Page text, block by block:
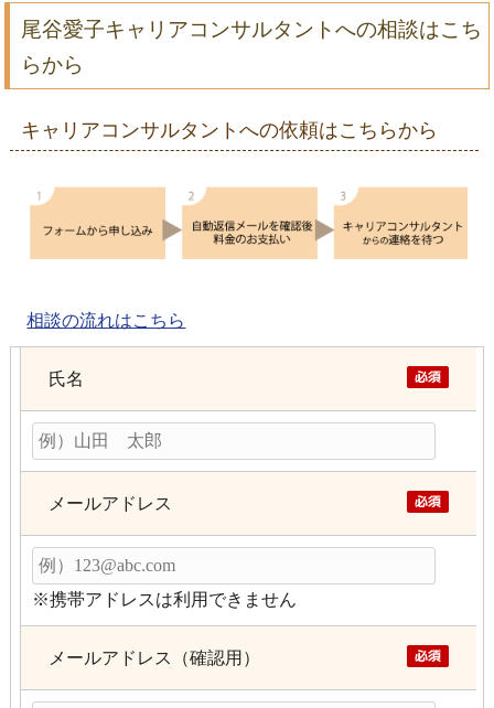
尾谷愛子キャリアコンサルタントへの相談はこち
らから
キャリアコンサルタントへの依頼はこちらから
相談の流れはこちら
氏名
メールアドレス
※携帯アドレスは利用できません
メールアドレス（確認用）